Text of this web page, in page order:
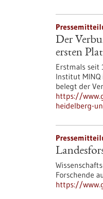
Der
ersten
Erstmals seit
Institut MINQ
belegt der
https://
heidelberg-
Forschende
https://